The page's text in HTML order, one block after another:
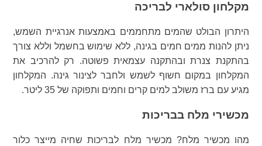
מקלחון סולארי לבריכה
היתרון הבולט שהמים מתחממים באמצעות אנרגיית השמש,
ניתן להנות ממים חמים בגינה, ללא שימוש בחשמל וללא צורך
בהתקנת צנרת ובהתקנה עצמאית פשוטה. רק להרכיב את
המקלחון במקום חשוף לשמש ולחבר לצינור גינה. המקלחון
מגיע עם ברז משולב למים קרים וחמים ותפוקה של 35 ליטר.
מכשירי מלח בבריכות
מהו מכשיר מלח? מכשיר מלח לבריכות שחיה מייצר כלור